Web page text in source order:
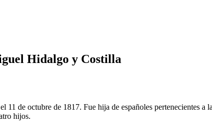
Hidalgo y Costilla
de octubre de 1817. Fue hija de españoles pertenecientes
hijos.